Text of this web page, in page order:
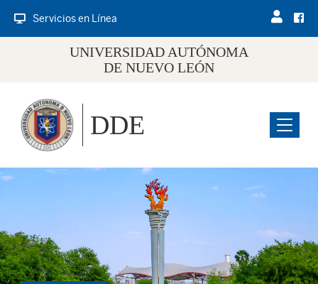
Servicios en Línea
UNIVERSIDAD AUTÓNOMA
DE NUEVO LEÓN
Menu
DDE